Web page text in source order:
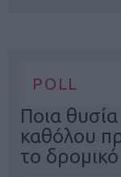
POLL
Ποια
καθόλου
το